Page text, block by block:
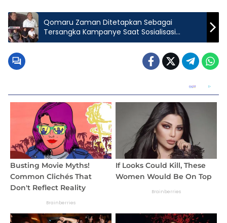
Qomaru Zaman Ditetapkan Sebagai
Tersangka Kampanye Saat Sosialisasi
Bansos